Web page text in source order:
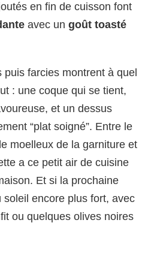
en fin de cuisson font
avec un goût toasté
farcies montrent à quel
: une coque qui se tient,
et un dessus
“plat soigné”. Entre le
moelleux de la garniture et
a ce petit air de cuisine
Et si la prochaine
encore plus fort, avec
ou quelques olives noires